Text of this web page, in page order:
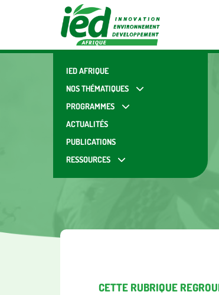
IED AFRIQUE
NOS THÉMATIQUES
PROGRAMMES
ACTUALITÉS
PUBLICATIONS
RESSOURCES
CETTE RUBRIQUE